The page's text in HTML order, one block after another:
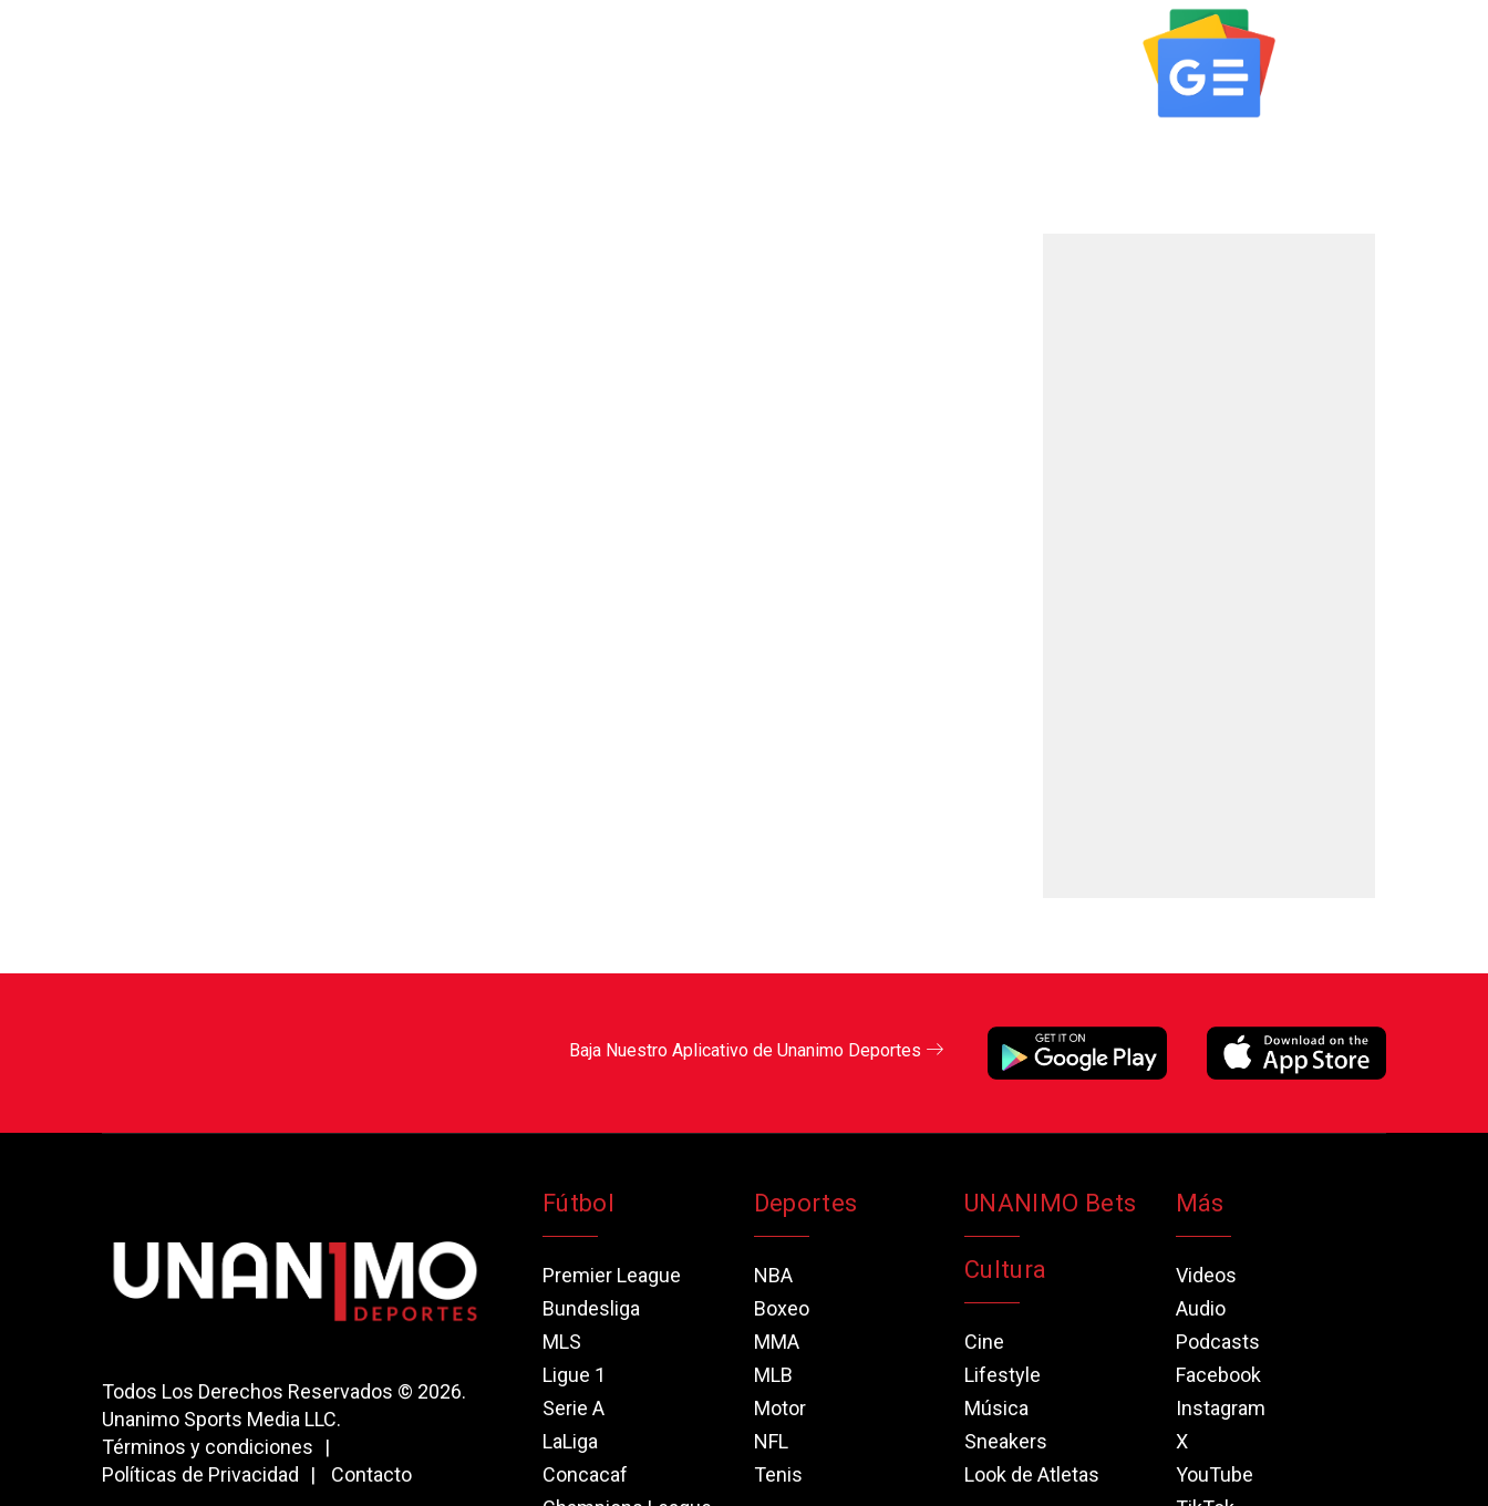
Baja Nuestro Aplicativo de Unanimo Deportes
Todos Los Derechos Reservados © 2026.
Unanimo Sports Media LLC.
Términos y condiciones
Políticas de Privacidad
Contacto
Fútbol
Premier League
Bundesliga
MLS
Ligue 1
Serie A
LaLiga
Concacaf
Deportes
NBA
Boxeo
MMA
MLB
Motor
NFL
Tenis
UNANIMO Bets
Cultura
Cine
Lifestyle
Música
Sneakers
Look de Atletas
Más
Videos
Audio
Podcasts
Facebook
Instagram
X
YouTube